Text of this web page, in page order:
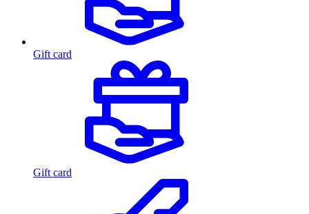
Gift card
Gift card